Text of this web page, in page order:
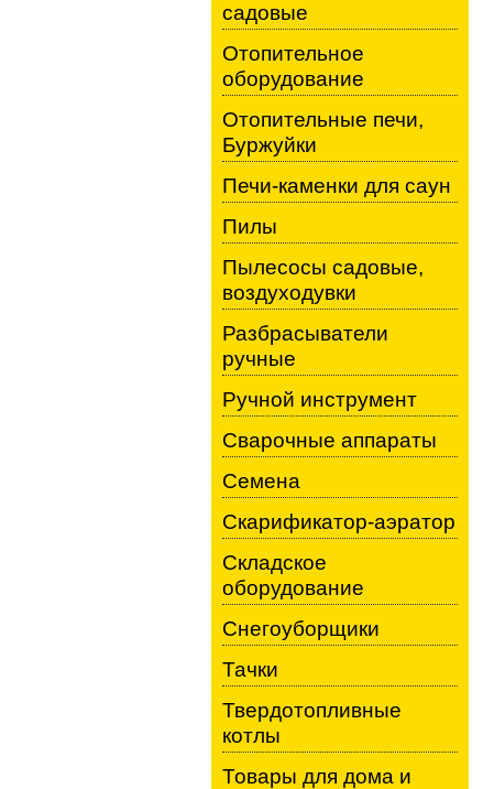
садовые
Отопительное
оборудование
Отопительные печи,
Буржуйки
Печи-каменки для саун
Пилы
Пылесосы садовые,
воздуходувки
Разбрасыватели
ручные
Ручной инструмент
Сварочные аппараты
Семена
Скарификатор-аэратор
Складское
оборудование
Снегоуборщики
Тачки
Твердотопливные
котлы
Товары для дома и